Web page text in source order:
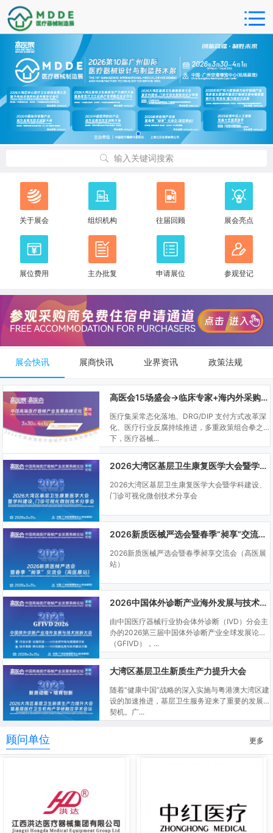
输入关键词搜索
关于展会 组织机构 往届回顾 展会亮点
展位费用 主办批复 申请展位 参观登记
展会快讯 展商快讯 业界资讯 政策法规
高医会15场盛会→临床专家+海内外采购商双向对接
医疗集采常态化落地、DRG/DIP 支付方式改革深
化、医疗行业反腐持续推进，多重政策组合拳之
下，医疗器械...
2026大湾区基层卫生康复医学大会暨学科建设、门诊可视化微创技术分享会
2026大湾区基层卫生康复医学大会暨学科建设、
门诊可视化微创技术分享会
2026新质医械严选会暨春季“昶享”交流会（高医展站）
2026新质医械严选会暨春季昶享交流会（高医展
站）
2026中国体外诊断产业海外发展与技术创新大会
由中国医疗器械行业协会体外诊断（IVD）分会主
办的2026第三届中国体外诊断产业全球发展论坛
（GFIVD），...
大湾区基层卫生新质生产力提升大会
随着“健康中国”战略的深入实施与粤港澳大湾区建
设的加速推进，基层卫生服务迎来了重要的发展
契机。广...
顾问单位 更多